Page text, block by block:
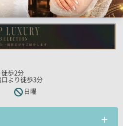
歩2分
より徒歩3分
日曜